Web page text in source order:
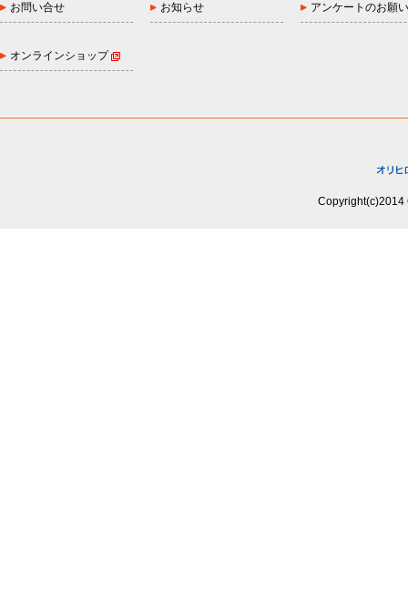
お問い合せ お知らせ アンケートのお願い
オンラインショップ
Copyright(c)2014